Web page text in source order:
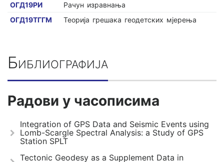
ОГД19РИ
Рачун изравнања
ОГД19ТГГМ
Теорија грешака геодетских мјерења
Библиографија
Радови у часописима
Integration of GPS Data and Seismic Events using
Lomb-Scargle Spectral Analysis: a Study of GPS
Station SPLT
Tectonic Geodesy as a Supplement Data in